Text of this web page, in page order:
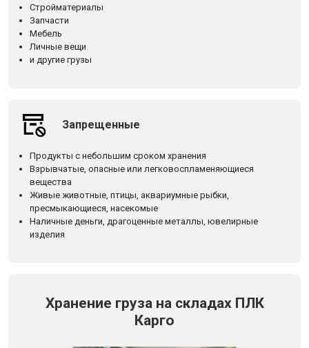
Стройматериалы
Запчасти
Мебель
Личные вещи
и другие грузы
Запрещенные
Продукты с небольшим сроком хранения
Взрывчатые, опасные или легковоспламеняющиеся
вещества
Живые животные, птицы, аквариумные рыбки,
пресмыкающиеся, насекомые
Наличные деньги, драгоценные металлы, ювелирные
изделия
Хранение груза на складах ПЛК
Карго